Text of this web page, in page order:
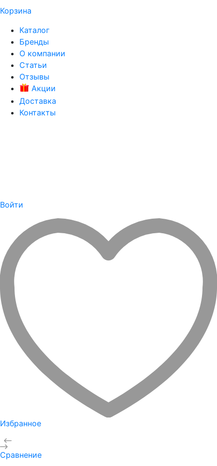
Корзина
Каталог
Бренды
О компании
Статьи
Отзывы
Акции
Доставка
Контакты
Войти
Избранное
Сравнение